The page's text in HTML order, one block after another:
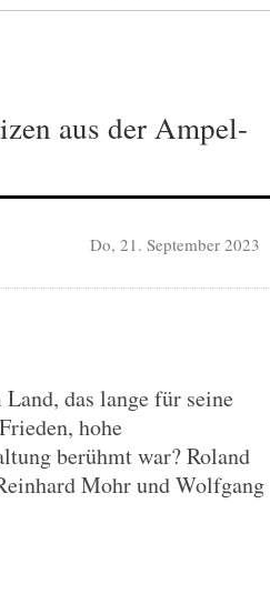
aus der Ampel-
Do, 21. September 2023
das lange für seine
hohe
berühmt war? Roland
Mohr und Wolfgang